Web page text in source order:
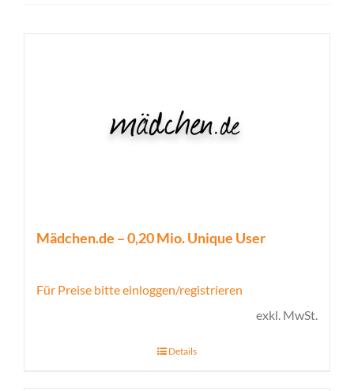
Mädchen.de – 0,20 Mio. Unique User
Für Preise bitte einloggen/registrieren
exkl. MwSt.
Details